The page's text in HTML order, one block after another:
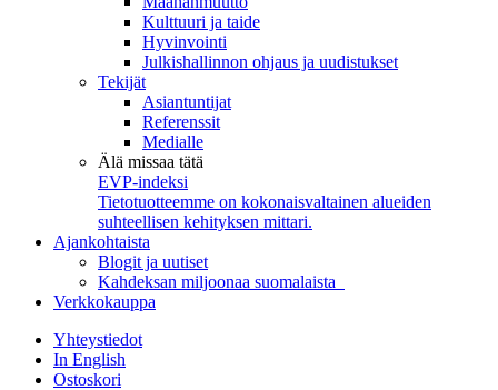
Kulttuuri ja taide
Hyvinvointi
Julkishallinnon ohjaus ja uudistukset
Tekijät
Asiantuntijat
Referenssit
Medialle
Älä missaa tätä
EVP-indeksi
Tietotuotteemme on kokonaisvaltainen alueiden
suhteellisen kehityksen mittari.
Ajankohtaista
Blogit ja uutiset
Kahdeksan miljoonaa suomalaista
Verkkokauppa
Yhteystiedot
In English
Ostoskori